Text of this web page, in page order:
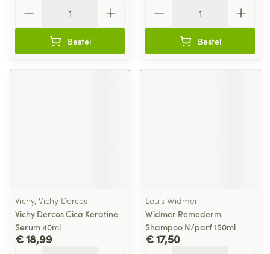
Bestel Bestel
Vichy, Vichy Dercos
Vichy Dercos Cica Keratine
Serum 40ml
€ 18,99
Louis Widmer
Widmer Remederm
Shampoo N/parf 150ml
€ 17,50